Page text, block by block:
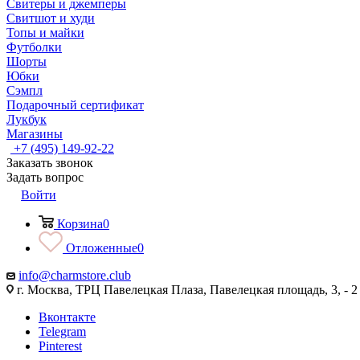
Свитеры и джемперы
Свитшот и худи
Топы и майки
Футболки
Шорты
Юбки
Сэмпл
Подарочный сертификат
Лукбук
Магазины
+7 (495) 149-92-22
Заказать звонок
Задать вопрос
Войти
Корзина0
Отложенные0
info@charmstore.club
г. Москва, ТРЦ Павелецкая Плаза, Павелецкая площадь, 3, - 2
Вконтакте
Telegram
Pinterest